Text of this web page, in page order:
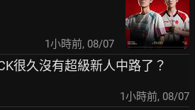
1小時前, 08/07
很久沒有超級新人中路了？
1小時前, 08/07